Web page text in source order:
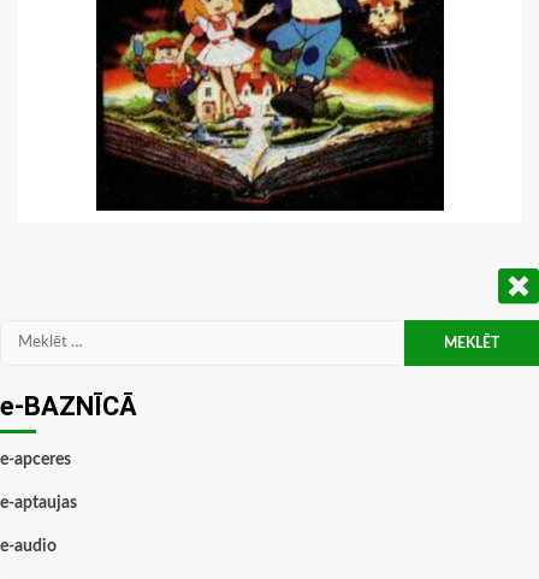
Meklēt:
e-BAZNĪCĀ
e-apceres
e-aptaujas
e-audio